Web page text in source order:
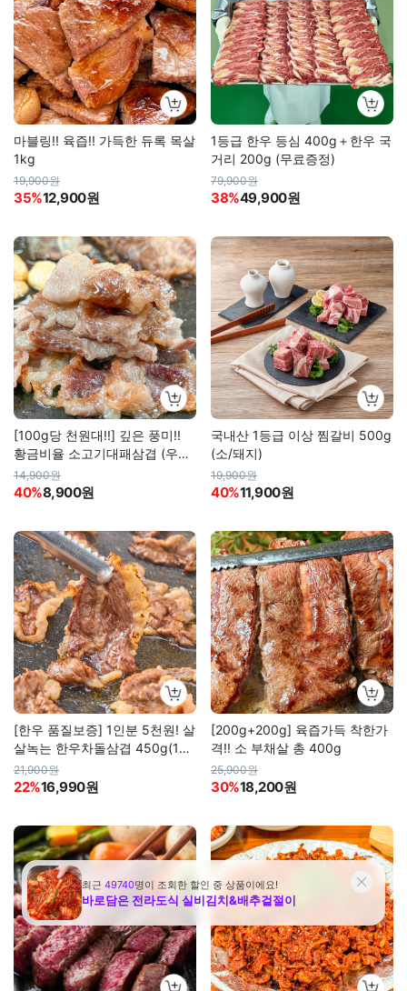
마블링!! 육즙!! 가득한 듀록 목살
1kg
19,900원
35%12,900원
1등급 한우 등심 400g＋한우 국
거리 200g (무료증정)
79,900원
38%49,900원
[100g당 천원대!!] 깊은 풍미!!
황금비율 소고기대패삼겹 (우삼
겹)
14,900원
40%8,900원
국내산 1등급 이상 찜갈비 500g
(소/돼지)
19,900원
40%11,900원
[한우 품질보증] 1인분 5천원! 살
살녹는 한우차돌삼겹 450g(150
g*3)
21,900원
22%16,990원
[200g+200g] 육즙가득 착한가
격!! 소 부채살 총 400g
25,900원
30%18,200원